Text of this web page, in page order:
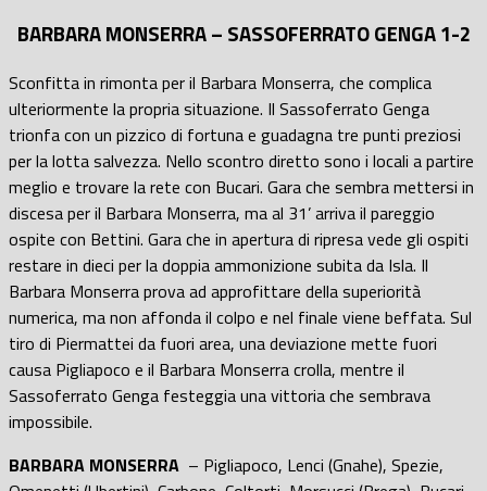
BARBARA MONSERRA – SASSOFERRATO GENGA 1-2
Sconfitta in rimonta per il Barbara Monserra, che complica
ulteriormente la propria situazione. Il Sassoferrato Genga
trionfa con un pizzico di fortuna e guadagna tre punti preziosi
per la lotta salvezza. Nello scontro diretto sono i locali a partire
meglio e trovare la rete con Bucari. Gara che sembra mettersi in
discesa per il Barbara Monserra, ma al 31’ arriva il pareggio
ospite con Bettini. Gara che in apertura di ripresa vede gli ospiti
restare in dieci per la doppia ammonizione subita da Isla. Il
Barbara Monserra prova ad approfittare della superiorità
numerica, ma non affonda il colpo e nel finale viene beffata. Sul
tiro di Piermattei da fuori area, una deviazione mette fuori
causa Pigliapoco e il Barbara Monserra crolla, mentre il
Sassoferrato Genga festeggia una vittoria che sembrava
impossibile.
BARBARA MONSERRA – Pigliapoco, Lenci (Gnahe), Spezie,